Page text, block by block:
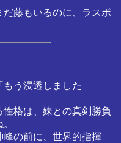
藤もいるのに、ラスボ
う浸透しました
格は、妹との真剣勝負
の前に、世界的指揮